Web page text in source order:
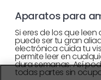
Aparatos para
Si eres de los que
puede ser tu gran
electrónica cuida tu
permite leer en
dura semanas. Así
todas partes sin